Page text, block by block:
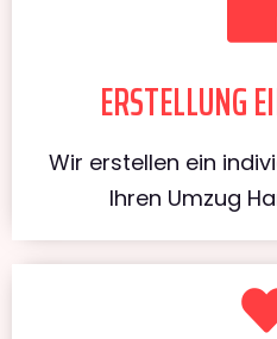
ERSTELLUNG
Wir erstellen ein
Ihren Umzug